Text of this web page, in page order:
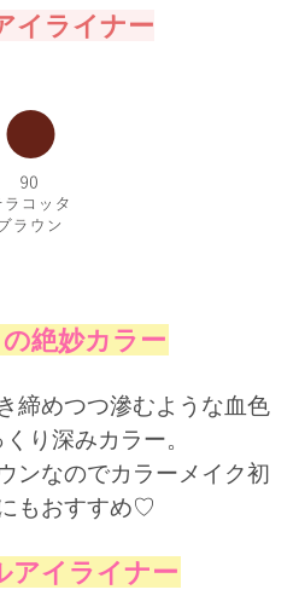
イライナー
絶妙カラー
締めつつ滲むような血色
り深みカラー。
ンなのでカラーメイク初
もおすすめ♡
アイライナー